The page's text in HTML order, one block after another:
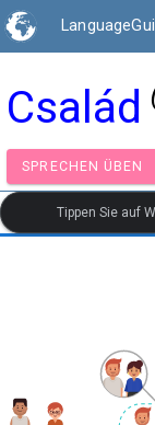
Család
SPRECHEN
Tippen Sie auf